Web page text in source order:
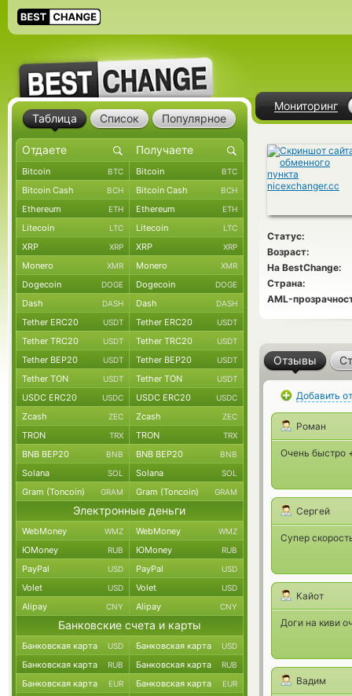
Мониторинг
Статус:
Возраст:
На BestChange:
Страна:
AML-
Отзывы
Добавить
Роман
Очень быстро
Сергей
Супер
Кайот
Доги на киви
Вадим
Таблица Список Популярное
Bitcoin BTC Bitcoin BTC
Bitcoin Cash BCH Bitcoin Cash BCH
Ethereum ETH Ethereum ETH
Litecoin LTC Litecoin LTC
XRP XRP XRP XRP
Monero XMR Monero XMR
Dogecoin DOGE Dogecoin DOGE
Dash DASH Dash DASH
Tether ERC20 USDT Tether ERC20 USDT
Tether TRC20 USDT Tether TRC20 USDT
Tether BEP20 USDT Tether BEP20 USDT
Tether TON USDT Tether TON USDT
USDC ERC20 USDC USDC ERC20 USDC
Zcash ZEC Zcash ZEC
TRON TRX TRON TRX
BNB BEP20 BNB BNB BEP20 BNB
Solana SOL Solana SOL
Gram (Toncoin) GRAM Gram (Toncoin) GRAM
Электронные деньги
WebMoney WMZ WebMoney WMZ
ЮMoney RUB ЮMoney RUB
PayPal USD PayPal USD
Volet USD Volet USD
Alipay CNY Alipay CNY
Банковские счета и карты
Банковская карта USD Банковская карта USD
Банковская карта RUB Банковская карта RUB
Банковская карта EUR Банковская карта EUR